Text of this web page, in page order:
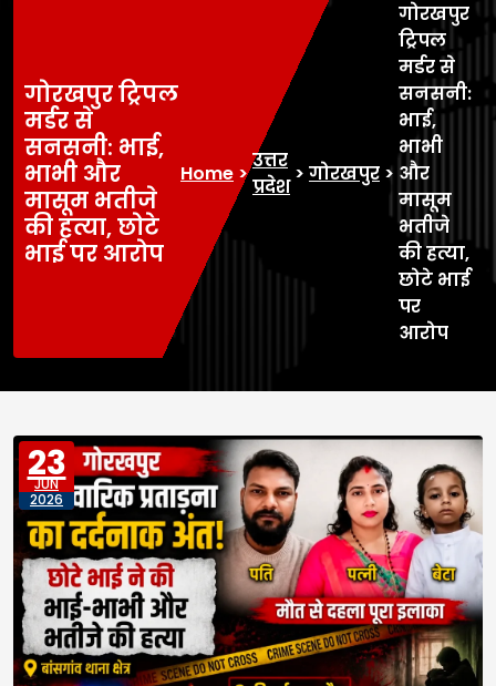
गोरखपुर ट्रिपल
मर्डर से
सनसनी: भाई,
भाभी और
मासूम भतीजे
की हत्या, छोटे
भाई पर आरोप
Home >
उत्तर
प्रदेश
> गोरखपुर >
गोरखपुर
ट्रिपल
मर्डर से
सनसनी:
भाई,
भाभी
और
मासूम
भतीजे
की हत्या,
छोटे भाई
पर
आरोप
23
JUN
2026